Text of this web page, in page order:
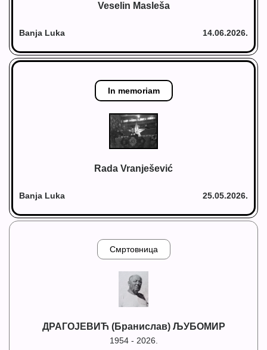
Veselin Masleša
Banja Luka 14.06.2026.
In memoriam
Rada Vranješević
Banja Luka 25.05.2026.
Смртовница
ДРАГОЈЕВИЋ (Бранислав) ЉУБОМИР
1954 - 2026.